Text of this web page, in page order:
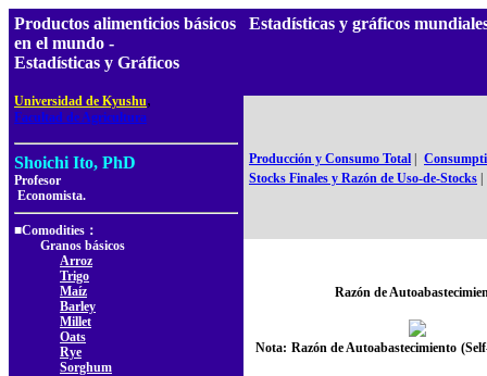
Productos alimenticios básicos
en el mundo -
Estadísticas y Gráficos
Universidad de Kyushu,
Facultad de Agricultura
Shoichi Ito, PhD
Profesor
Economista.
■Comodities：
Granos básicos
Arroz
Trigo
Maíz
Barley
Millet
Oats
Rye
Sorghum
Estadísticas y gráficos
Producción y Consumo Total
Stocks Finales y Razón de Uso-de-Stocks
Razón de
Nota: Razón de Autoabastecimiento